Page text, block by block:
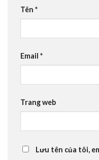
Tên *
Email *
Trang web
Lưu tên của tôi,